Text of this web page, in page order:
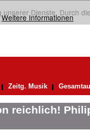
Dienste. Durch
Weitere Informationen
Zeitg. Musik
reichlich!